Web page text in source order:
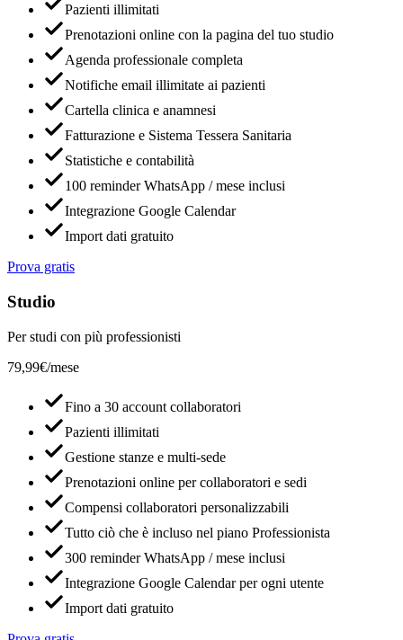
Pazienti illimitati
Prenotazioni online con la pagina del tuo studio
Agenda professionale completa
Notifiche email illimitate ai pazienti
Cartella clinica e anamnesi
Fatturazione e Sistema Tessera Sanitaria
Statistiche e contabilità
100 reminder WhatsApp / mese inclusi
Integrazione Google Calendar
Import dati gratuito
Prova gratis
Studio
Per studi con più professionisti
79,99€/mese
Fino a 30 account collaboratori
Pazienti illimitati
Gestione stanze e multi-sede
Prenotazioni online per collaboratori e sedi
Compensi collaboratori personalizzabili
Tutto ciò che è incluso nel piano Professionista
300 reminder WhatsApp / mese inclusi
Integrazione Google Calendar per ogni utente
Import dati gratuito